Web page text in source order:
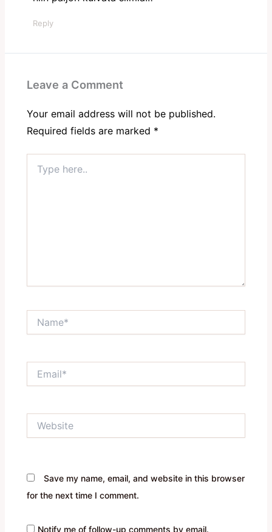
Reply
Leave a Comment
Your email address will not be published.
Required fields are marked *
here..
Save my name, email, and website in this browser
for the next time I comment.
Notify me of follow-up comments by email.